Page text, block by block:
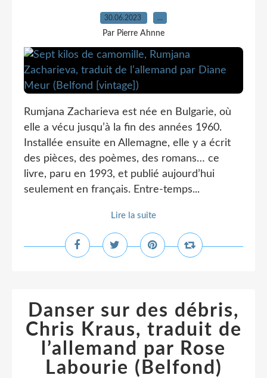
30.06.2023 …
Par Pierre Ahnne
Rumjana Zacharieva est née en Bulgarie, où
elle a vécu jusqu’à la fin des années 1960.
Installée ensuite en Allemagne, elle y a écrit
des pièces, des poèmes, des romans… ce
livre, paru en 1993, et publié aujourd’hui
seulement en français. Entre-temps...
Lire la suite
Danser sur des débris,
Chris Kraus, traduit de
l’allemand par Rose
Labourie (Belfond)